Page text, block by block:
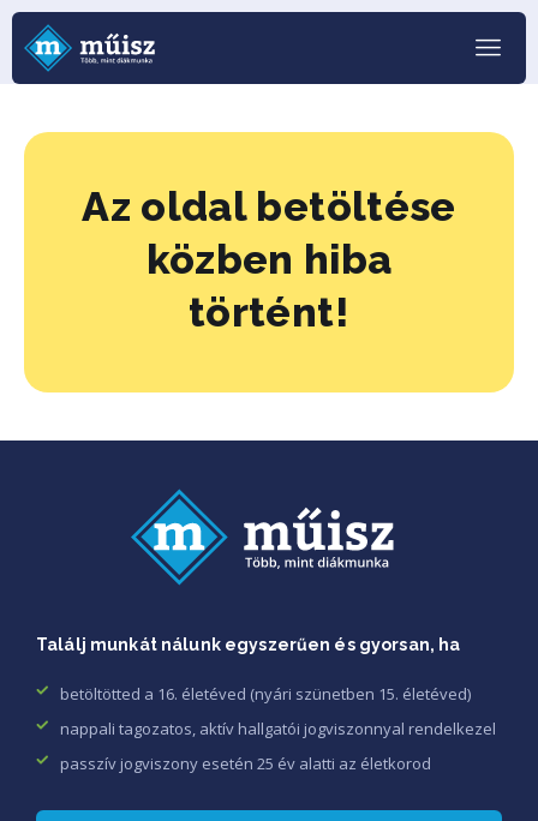
Az oldal betöltése
közben hiba
történt!
Találj munkát nálunk egyszerűen és gyorsan, ha
betöltötted a 16. életéved (nyári szünetben 15. életéved)
nappali tagozatos, aktív hallgatói jogviszonnyal rendelkezel
passzív jogviszony esetén 25 év alatti az életkorod